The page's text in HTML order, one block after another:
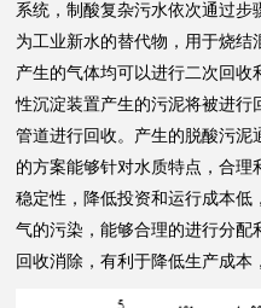
系统，制酸复杂污水依次通过步
为工业新水的替代物，用于烧结
产生的气体均可以进行二次回收
性沉淀装置产生的污泥将被进行
管道进行回收。产生的脱酸污
的方案能够针对水质特点，合
稳定性，降低投资和运行成本
气的污染，能够合理的进行分
回收消除，有利于降低生产成本